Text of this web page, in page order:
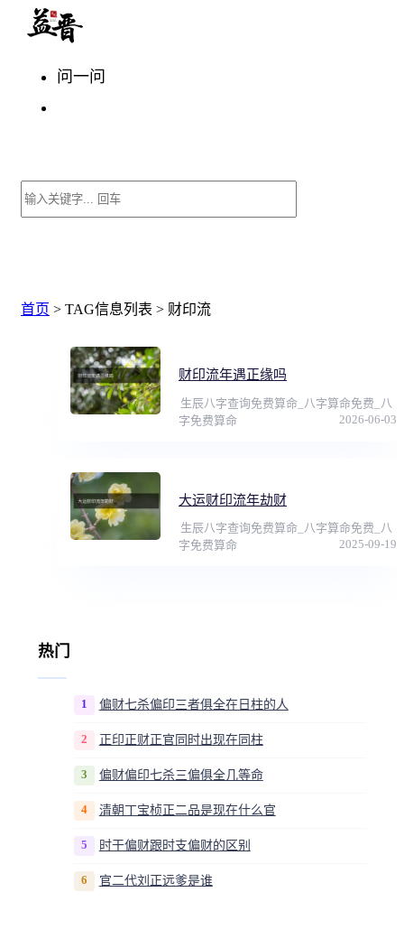
问一问
首页 > TAG信息列表 > 财印流
财印流年遇正缘吗
生辰八字查询免费算命_八字算命免费_八
字免费算命
2026-06-03
大运财印流年劫财
生辰八字查询免费算命_八字算命免费_八
字免费算命
2025-09-19
热门
1 偏财七杀偏印三者俱全在日柱的人
2 正印正财正官同时出现在同柱
3 偏财偏印七杀三偏俱全几等命
4 清朝丁宝桢正二品是现在什么官
5 时干偏财跟时支偏财的区别
6 官二代刘正远爹是谁